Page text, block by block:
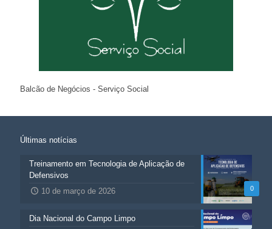
Balcão de Negócios - Serviço Social
Últimas notícias
0
Treinamento em Tecnologia de Aplicação de
Defensivos
10 de março de 2026
Dia Nacional do Campo Limpo